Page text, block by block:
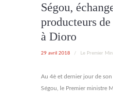
Ségou,
producteurs
à Dioro
29 avril 2018 / Le Premier
Au 4è et dernier jour de
Ségou, le Premier ministre